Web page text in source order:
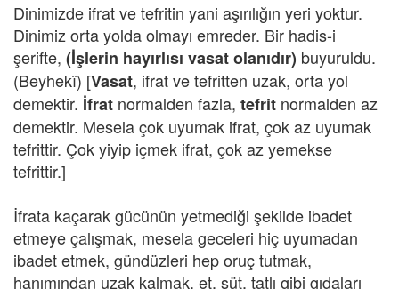
Dinimizde ifrat ve tefritin yani aşırılığın yeri yoktur.
Dinimiz orta yolda olmayı emreder. Bir hadis-i
şerifte, (İşlerin hayırlısı vasat olanıdır) buyuruldu.
(Beyhekî) [Vasat, ifrat ve tefritten uzak, orta yol
demektir. İfrat normalden fazla, tefrit normalden az
demektir. Mesela çok uyumak ifrat, çok az uyumak
tefrittir. Çok yiyip içmek ifrat, çok az yemekse
tefrittir.]
İfrata kaçarak gücünün yetmediği şekilde ibadet
etmeye çalışmak, mesela geceleri hiç uyumadan
ibadet etmek, gündüzleri hep oruç tutmak,
hanımından uzak kalmak, et, süt, tatlı gibi gıdaları